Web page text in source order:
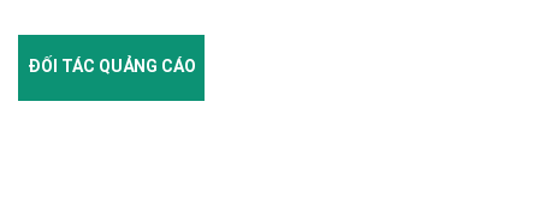
ĐỐI TÁC QUẢNG CÁO